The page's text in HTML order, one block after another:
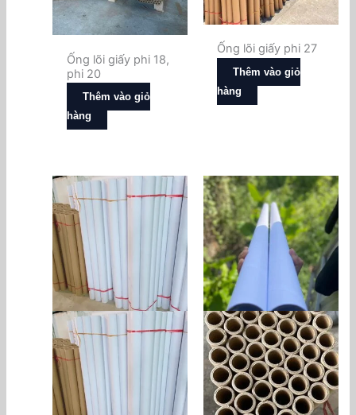
Ống lõi giấy phi 18,
phi 20
Thêm vào giỏ
hàng
Ống lõi giấy phi 27
Thêm vào giỏ
hàng